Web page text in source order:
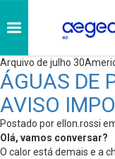
Arquivo de julho
ÁGUAS DE
AVISO
Postado por ellon.rossi
Olá, vamos conversar?
O calor está demais e a